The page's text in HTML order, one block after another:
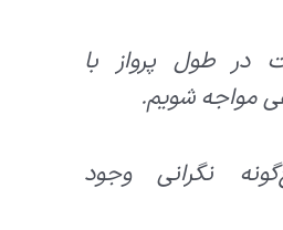
طول پرواز با
مواجه شویم.
نگرانی وجود